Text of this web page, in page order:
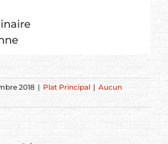
2018 | Plat Principal | Aucun